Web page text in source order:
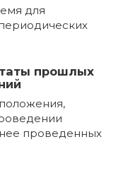
для
прошлых
проведенных